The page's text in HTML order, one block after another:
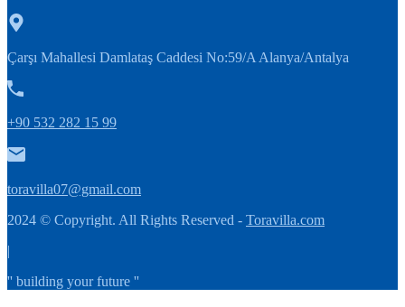
Çarşı Mahallesi Damlataş Caddesi No:59/A Alanya/Antalya
+90 532 282 15 99
toravilla07@gmail.com
2024 © Copyright. All Rights Reserved - Toravilla.com
|
'' building your future ''